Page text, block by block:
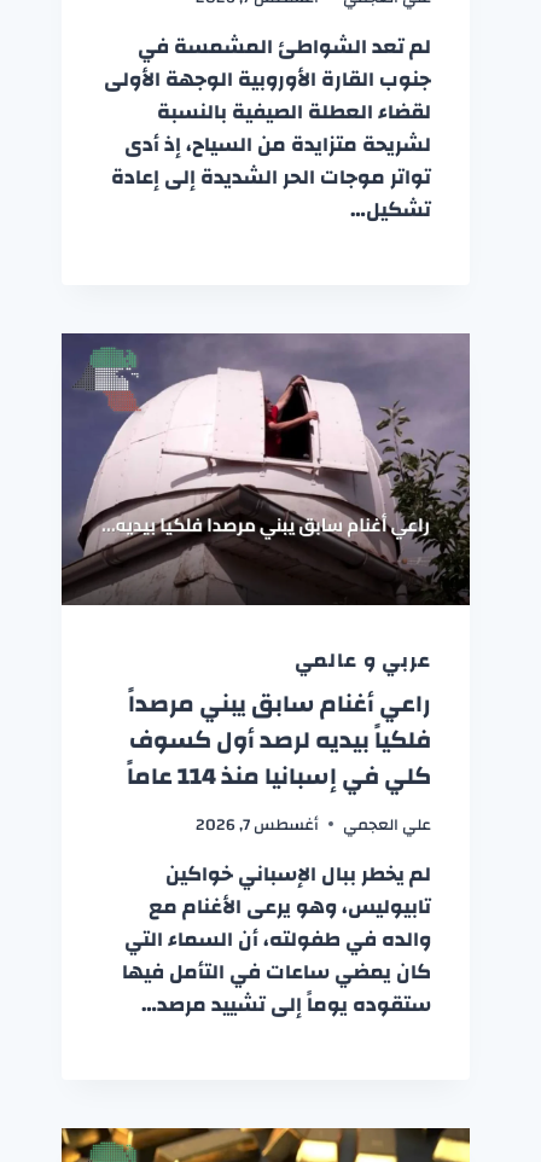
لم تعد الشواطئ المشمسة في
جنوب القارة الأوروبية الوجهة الأولى
لقضاء العطلة الصيفية بالنسبة
لشريحة متزايدة من السياح، إذ أدى
تواتر موجات الحر الشديدة إلى إعادة
تشكيل…
عربي و عالمي
راعي أغنام سابق يبني مرصداً
فلكياً بيديه لرصد أول كسوف
كلي في إسبانيا منذ 114 عاماً
علي العجمي أغسطس 7, 2026
لم يخطر ببال الإسباني خواكين
تابيوليس، وهو يرعى الأغنام مع
والده في طفولته، أن السماء التي
كان يمضي ساعات في التأمل فيها
ستقوده يوماً إلى تشييد مرصد…